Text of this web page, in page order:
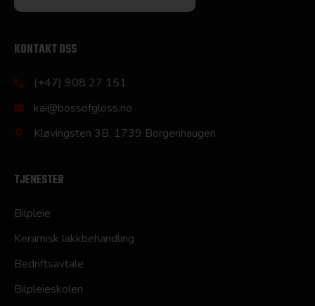
KONTAKT OSS
(+47) 908 27 151
kai@bossofgloss.no
Kløvingsten 3B, 1739 Borgenhaugen
TJENESTER
Bilpleie
Keramisk lakkbehandling
Bedriftsavtale
Bilpleieskolen